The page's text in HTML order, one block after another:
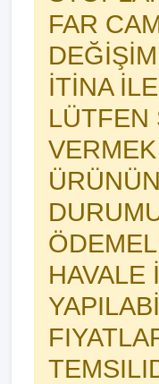
FAR
İTİNA
LÜTFEN
HAVALE